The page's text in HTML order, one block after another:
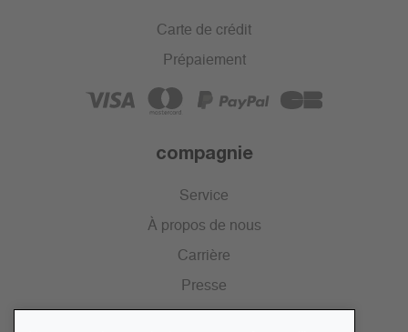
Carte de crédit
Prépaiement
compagnie
Service
À propos de nous
Carrière
Presse